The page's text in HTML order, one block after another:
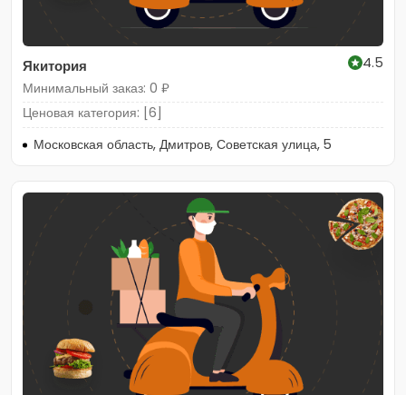
Якитория
4.5
Минимальный заказ: 0 ₽
Ценовая категория: [6]
Московская область, Дмитров, Советская улица, 5